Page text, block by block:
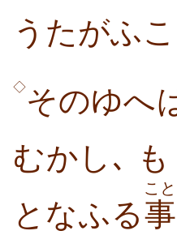
うたがふ
◇そのゆへ
むかし､
となふる事
こと